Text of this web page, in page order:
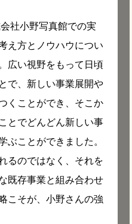
社小野写真館での実
え方とノウハウについ
広い視野をもって日頃
で、新しい事業展開や
くことができ、そこか
とでどんどん新しい事
ぶことができました。
るのではなく、それを
既存事業と組み合わせ
こそが、小野さんの強